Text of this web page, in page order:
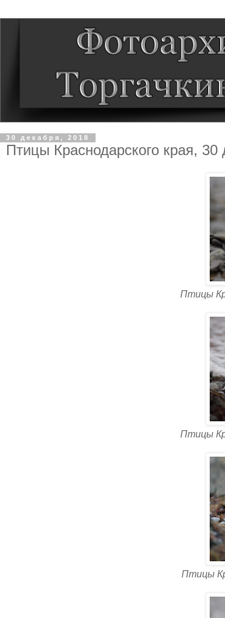
30 декабря, 2018
Птицы Краснодарского края,
Птицы
Птицы
Птицы